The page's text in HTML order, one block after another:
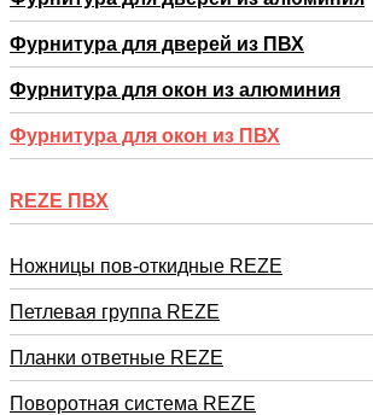
Фурнитура для дверей из ПВХ
Фурнитура для окон из алюминия
Фурнитура для окон из ПВХ
REZE ПВХ
Ножницы пов-откидные REZE
Петлевая группа REZE
Планки ответные REZE
Поворотная система REZE